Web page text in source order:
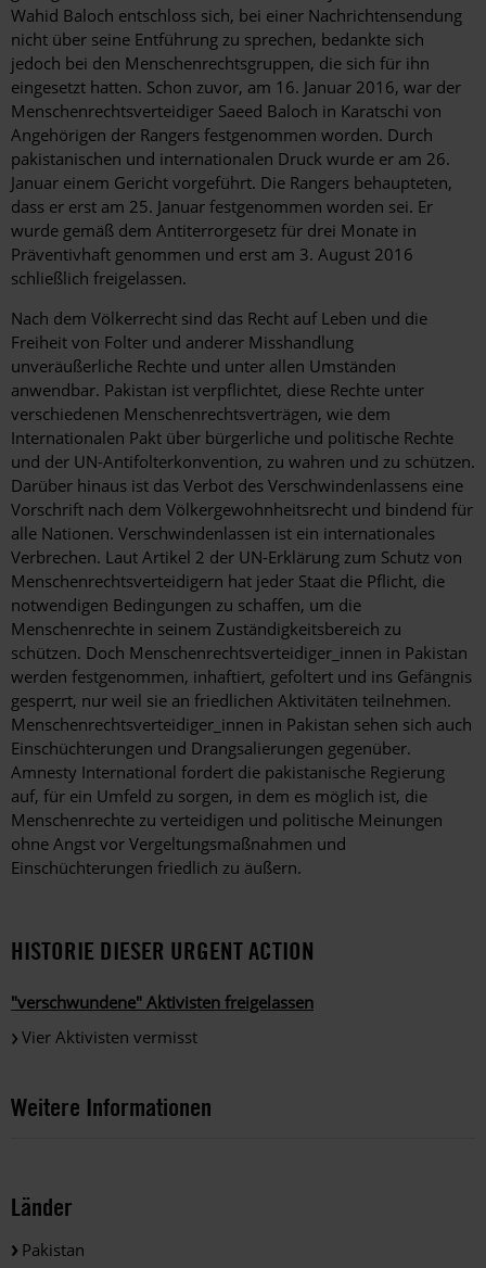
Wahid Baloch entschloss sich, bei einer Nachrichtensendung
nicht über seine Entführung zu sprechen, bedankte sich
jedoch bei den Menschenrechtsgruppen, die sich für ihn
eingesetzt hatten. Schon zuvor, am 16. Januar 2016, war der
Menschenrechtsverteidiger Saeed Baloch in Karatschi von
Angehörigen der Rangers festgenommen worden. Durch
pakistanischen und internationalen Druck wurde er am 26.
Januar einem Gericht vorgeführt. Die Rangers behaupteten,
dass er erst am 25. Januar festgenommen worden sei. Er
wurde gemäß dem Antiterrorgesetz für drei Monate in
Präventivhaft genommen und erst am 3. August 2016
schließlich freigelassen.
Nach dem Völkerrecht sind das Recht auf Leben und die
Freiheit von Folter und anderer Misshandlung
unveräußerliche Rechte und unter allen Umständen
anwendbar. Pakistan ist verpflichtet, diese Rechte unter
verschiedenen Menschenrechtsverträgen, wie dem
Internationalen Pakt über bürgerliche und politische Rechte
und der UN-Antifolterkonvention, zu wahren und zu schützen.
Darüber hinaus ist das Verbot des Verschwindenlassens eine
Vorschrift nach dem Völkergewohnheitsrecht und bindend für
alle Nationen. Verschwindenlassen ist ein internationales
Verbrechen. Laut Artikel 2 der UN-Erklärung zum Schutz von
Menschenrechtsverteidigern hat jeder Staat die Pflicht, die
notwendigen Bedingungen zu schaffen, um die
Menschenrechte in seinem Zuständigkeitsbereich zu
schützen. Doch Menschenrechtsverteidiger_innen in Pakistan
werden festgenommen, inhaftiert, gefoltert und ins Gefängnis
gesperrt, nur weil sie an friedlichen Aktivitäten teilnehmen.
Menschenrechtsverteidiger_innen in Pakistan sehen sich auch
Einschüchterungen und Drangsalierungen gegenüber.
Amnesty International fordert die pakistanische Regierung
auf, für ein Umfeld zu sorgen, in dem es möglich ist, die
Menschenrechte zu verteidigen und politische Meinungen
ohne Angst vor Vergeltungsmaßnahmen und
Einschüchterungen friedlich zu äußern.
HISTORIE DIESER URGENT ACTION
"verschwundene" Aktivisten freigelassen
Vier Aktivisten vermisst
Weitere Informationen
Länder
Pakistan